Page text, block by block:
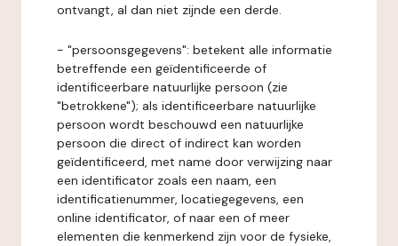
ontvangt, al dan niet zijnde een derde.
- "persoonsgegevens": betekent alle informatie
betreffende een geïdentificeerde of
identificeerbare natuurlijke persoon (zie
"betrokkene"); als identificeerbare natuurlijke
persoon wordt beschouwd een natuurlijke
persoon die direct of indirect kan worden
geïdentificeerd, met name door verwijzing naar
een identificator zoals een naam, een
identificatienummer, locatiegegevens, een
online identificator, of naar een of meer
elementen die kenmerkend zijn voor de fysieke,